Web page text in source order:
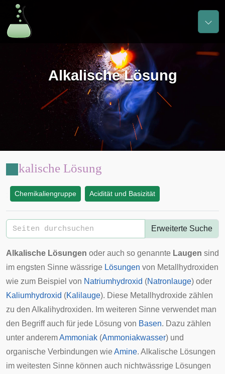
Alkalische Lösung
Alkalische Lösung
Chemikaliengruppe Acidität und Basizität
Erweiterte Suche
Alkalische Lösungen oder auch so genannte Laugen sind
im engsten Sinne wässrige Lösungen von Metallhydroxiden
wie zum Beispiel von Natriumhydroxid (Natronlauge) oder
Kaliumhydroxid (Kalilauge). Diese Metallhydroxide zählen
zu den Alkalihydroxiden. Im weiteren Sinne verwendet man
den Begriff auch für jede Lösung von Basen. Dazu zählen
unter anderemAmmoniak (Ammoniakwasser) und
organische Verbindungen wie Amine. Alkalische Lösungen
im weitesten Sinne können auch nichtwässrige Lösungen